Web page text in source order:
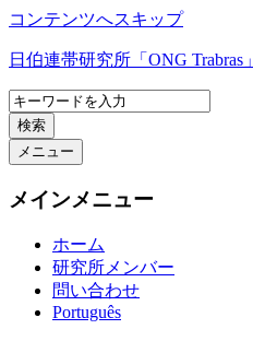
コンテンツへスキップ
日伯連帯研究所「ONG Trabras」
検索
メニュー
メインメニュー
ホーム
研究所メンバー
問い合わせ
Português